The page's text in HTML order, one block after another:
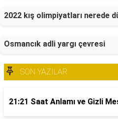
2022 kış olimpiyatları nerede
Osmancık adli yargı çevresi
SON YAZILAR
21:21 Saat Anlamı ve Gizli